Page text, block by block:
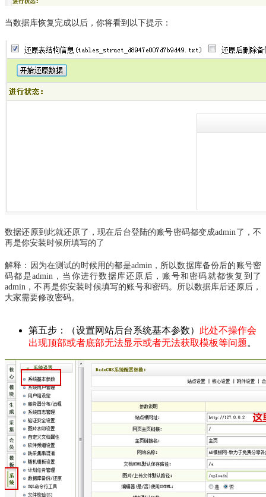
当数据库恢复完成以后，你将看到以下提示：
数据还原到此就还原了，现在后台登陆的账号密码都变成admin了，不
再是你安装时候所填写的了
解释：因为在测试的时候用的都是admin，所以数据库备份后的账号密
码都是admin，当你进行数据库还原后，账号和密码就都恢复到了
admin，不再是你安装时候填写的账号和密码。所以数据库后还原后，
大家需要修改密码。
第五步：（设置网站后台系统基本参数） 此处不操作会
出现顶部或者底部无法显示或者无法获取模板等问题。